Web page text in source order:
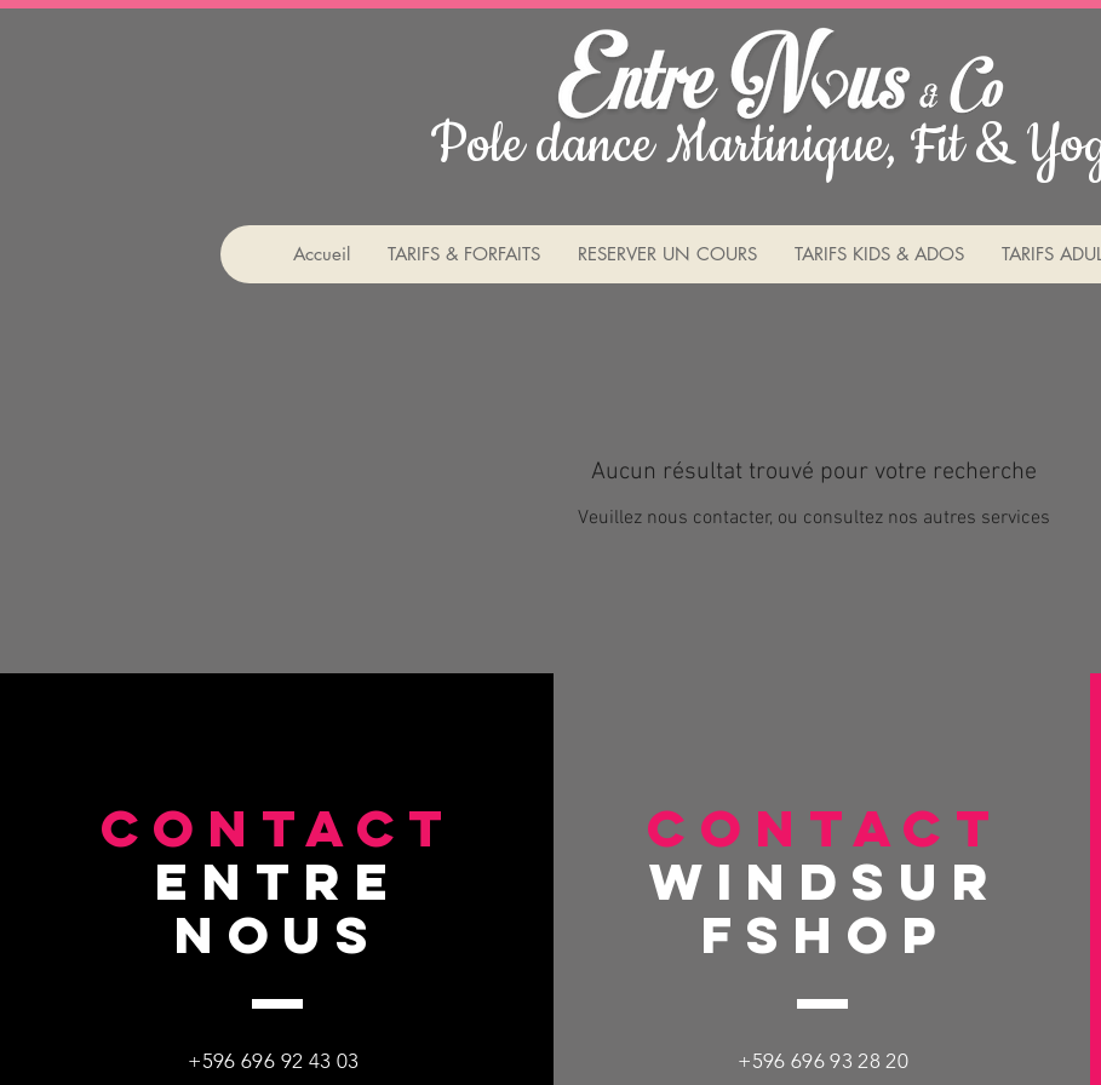
Pole dance Martinique, Fit &
Accueil TARIFS & FORFAITS RESERVER UN COURS TARIFS KIDS & ADOS TARIFS
Aucun résultat trouvé pour votre recherche
Veuillez nous contacter, ou consultez nos autres services
CONTACT
entre
nous
+596 696 92 43 03
CONTACT
windsur
fshop
+596 696 93 28 20